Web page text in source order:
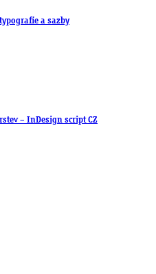
a sazby
– InDesign script CZ